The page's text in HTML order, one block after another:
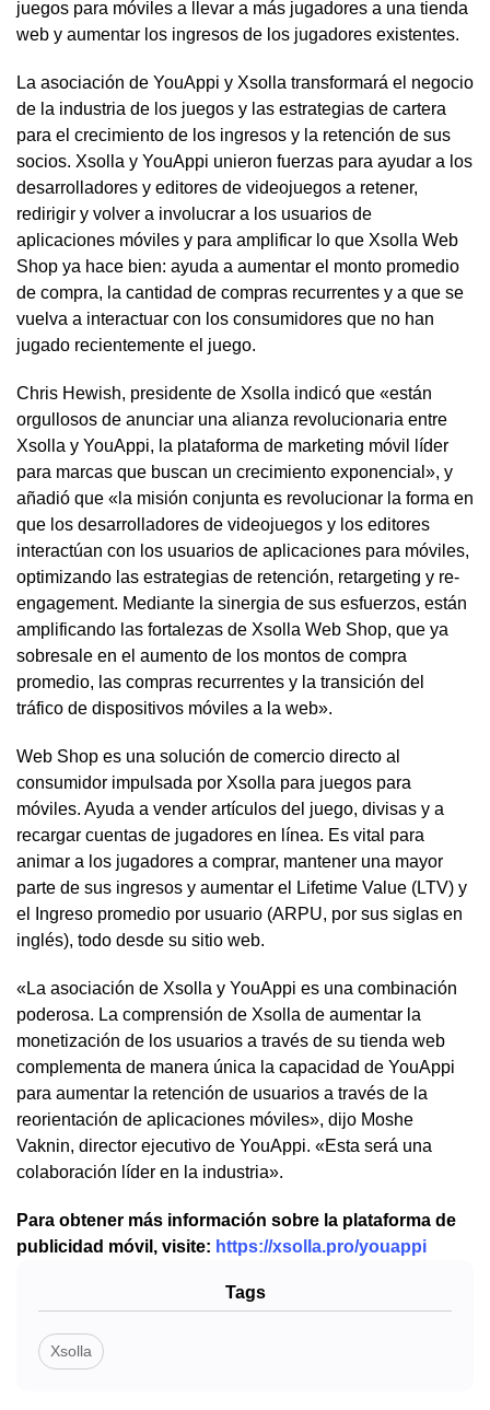
juegos para móviles a llevar a más jugadores a una tienda
web y aumentar los ingresos de los jugadores existentes.
La asociación de YouAppi y Xsolla transformará el negocio
de la industria de los juegos y las estrategias de cartera
para el crecimiento de los ingresos y la retención de sus
socios. Xsolla y YouAppi unieron fuerzas para ayudar a los
desarrolladores y editores de videojuegos a retener,
redirigir y volver a involucrar a los usuarios de
aplicaciones móviles y para amplificar lo que Xsolla Web
Shop ya hace bien: ayuda a aumentar el monto promedio
de compra, la cantidad de compras recurrentes y a que se
vuelva a interactuar con los consumidores que no han
jugado recientemente el juego.
Chris Hewish, presidente de Xsolla indicó que «están
orgullosos de anunciar una alianza revolucionaria entre
Xsolla y YouAppi, la plataforma de marketing móvil líder
para marcas que buscan un crecimiento exponencial», y
añadió que «la misión conjunta es revolucionar la forma en
que los desarrolladores de videojuegos y los editores
interactúan con los usuarios de aplicaciones para móviles,
optimizando las estrategias de retención, retargeting y re-
engagement. Mediante la sinergia de sus esfuerzos, están
amplificando las fortalezas de Xsolla Web Shop, que ya
sobresale en el aumento de los montos de compra
promedio, las compras recurrentes y la transición del
tráfico de dispositivos móviles a la web».
Web Shop es una solución de comercio directo al
consumidor impulsada por Xsolla para juegos para
móviles. Ayuda a vender artículos del juego, divisas y a
recargar cuentas de jugadores en línea. Es vital para
animar a los jugadores a comprar, mantener una mayor
parte de sus ingresos y aumentar el Lifetime Value (LTV) y
el Ingreso promedio por usuario (ARPU, por sus siglas en
inglés), todo desde su sitio web.
«La asociación de Xsolla y YouAppi es una combinación
poderosa. La comprensión de Xsolla de aumentar la
monetización de los usuarios a través de su tienda web
complementa de manera única la capacidad de YouAppi
para aumentar la retención de usuarios a través de la
reorientación de aplicaciones móviles», dijo Moshe
Vaknin, director ejecutivo de YouAppi. «Esta será una
colaboración líder en la industria».
Para obtener más información sobre la plataforma de
publicidad móvil, visite: https://xsolla.pro/youappi
Tags
Xsolla